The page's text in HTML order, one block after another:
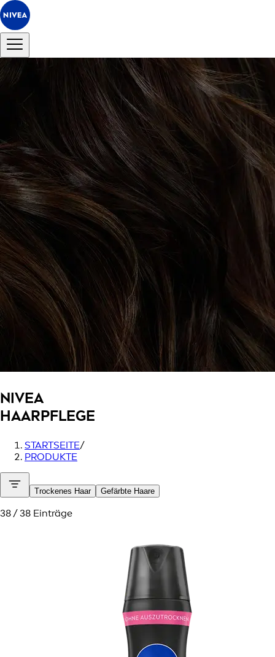
NIVEA
HAARPFLEGE
STARTSEITE/
PRODUKTE
Trockenes Haar Gefärbte Haare
38 / 38 Einträge